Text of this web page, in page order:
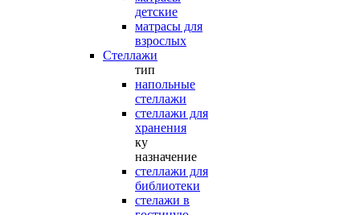
детские
матрасы для
взрослых
Стеллажи
тип
напольные
стеллажи
стеллажи для
хранения
ку
назначение
стеллажи для
библиотеки
стелажи в